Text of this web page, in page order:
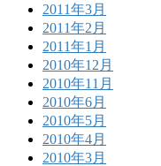
2011年3月
2011年2月
2011年1月
2010年12月
2010年11月
2010年6月
2010年5月
2010年4月
2010年3月